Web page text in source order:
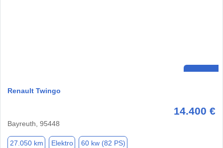
Renault Twingo
14.400 €
Bayreuth, 95448
27.050 km Elektro 60 kw (82 PS)